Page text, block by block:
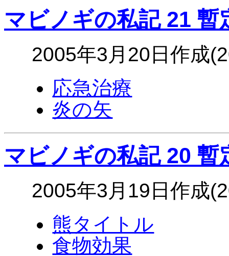
マビノギの私記 21 暫
2005年3月20日作成
応急治療
炎の矢
マビノギの私記 20 暫
2005年3月19日作成
熊タイトル
食物効果